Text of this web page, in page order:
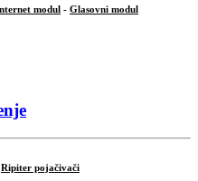
modul - Glasovni modul
Ripiter pojačivači